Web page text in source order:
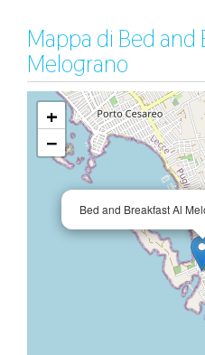
Mappa di Bed and
Melograno
Bed and Breakfast Al
+
−